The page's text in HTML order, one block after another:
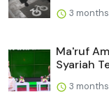
3
Ma'ruf
Syariah
3